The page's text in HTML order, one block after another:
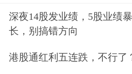
“算力版国家电网”要来
水网、新型电网、算力
深夜14股发业绩，5股业绩
长，别搞错方向
港股通红利五连跌，不行了